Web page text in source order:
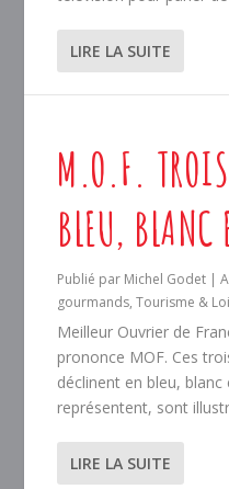
LIRE LA SUITE
M.O.F. TROIS
BLEU, BLANC
Publié par Michel Godet |
gourmands,Tourisme &
Meilleur Ouvrier de
prononce MOF. Ces
déclinent en bleu,
représentent, sont
LIRE LA SUITE